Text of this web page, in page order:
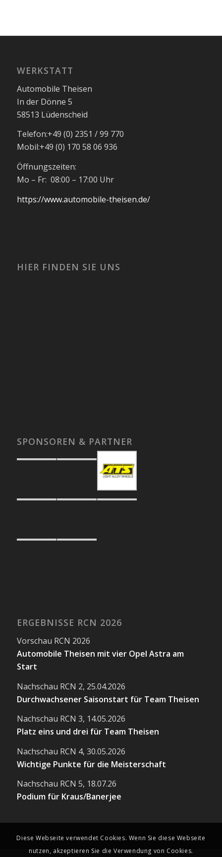
WERKSTATT
Automobile Theisen
In der Dönne 5
58513 Lüdenscheid
Telefon:+49 (0) 2351 / 99 770
Mobil:+49 (0) 170 58 06 936
Öffnungszeiten:
Mo – Fr: 08:00 – 17:00 Uhr
https://www.automobile-theisen.de/
HIER FINDEN SIE UNS
SPONSOREN & PARTNER
ERGEBNISSE RCN 2026
Vorschau RCN 2026
Automobile Theisen mit vier Opel Astra am
Start
Nachschau RCN 2, 25.04.2026
Durchwachsener Saisonstart für Team Theisen
Nachschau RCN 3, 14.05.2026
Platz eins und drei für Team Theisen
Nachschau RCN 4, 30.05.2026
Wichtige Punkte für die Meisterschaft
Nachschau RCN 5, 18.07.26
Podium für Kraus/Banerjee
Diese Webseite verwendet Cookies. Wenn Sie diese Webseite
nutzen, akzeptieren Sie die Verwendung von Cookies.